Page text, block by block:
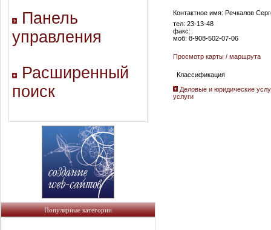
Панель
управления
Расширенный
поиск
Популярные категории
Контактное имя: Речкалов
тел: 23-13-48
факс:
моб: 8-908-502-07-06
Просмотр карты / маршрута
Классификация
Деловые и юридические
услуги